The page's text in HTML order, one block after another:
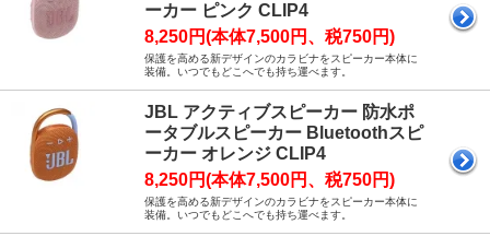
ーカー ピンク CLIP4
8,250円(本体7,500円、税750円)
保護を高める新デザインのカラビナをスピーカー本体に
装備。いつでもどこへでも持ち運べます。
JBL アクティブスピーカー 防水ポ
ータブルスピーカー Bluetoothスピ
ーカー オレンジ CLIP4
8,250円(本体7,500円、税750円)
保護を高める新デザインのカラビナをスピーカー本体に
装備。いつでもどこへでも持ち運べます。